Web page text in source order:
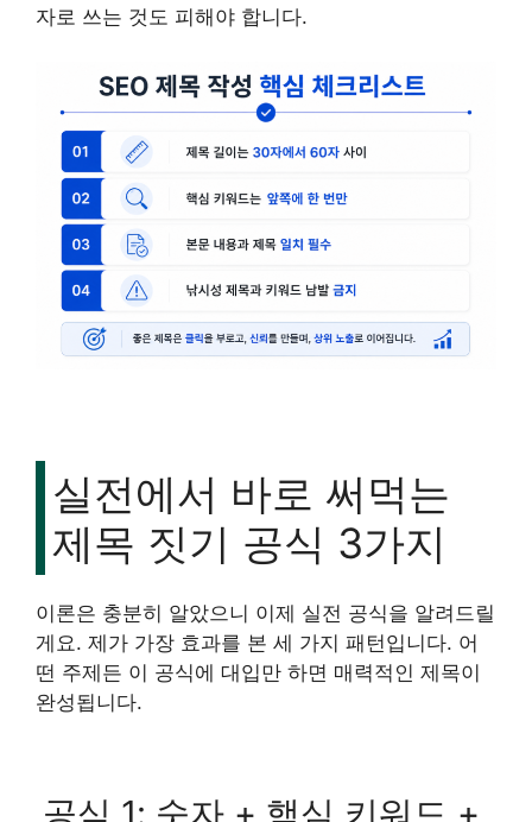
자로 쓰는 것도 피해야 합니다.
실전에서 바로 써먹는
제목 짓기 공식 3가지
이론은 충분히 알았으니 이제 실전 공식을 알려드릴
게요. 제가 가장 효과를 본 세 가지 패턴입니다. 어
떤 주제든 이 공식에 대입만 하면 매력적인 제목이
완성됩니다.
공식 1: 숫자 + 핵심 키워드 +